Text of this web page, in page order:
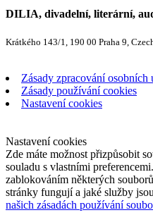
DILIA, divadelní, literární,
Krátkého 143/1, 190 00 Praha 9,
Zásady zpracování osobních
Zásady používání cookies
Nastavení cookies
Nastavení cookies
Zde máte možnost přizpůsobit
souladu s vlastními
zablokováním některých
stránky fungují a jaké služby
našich zásadách používání